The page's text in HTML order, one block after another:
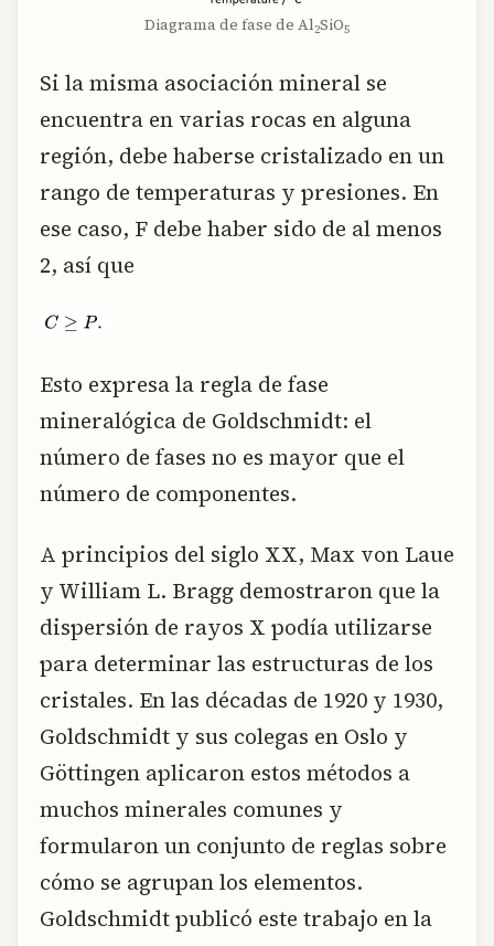
Diagrama de fase de Al2SiO5
Si la misma asociación mineral se
encuentra en varias rocas en alguna
región, debe haberse cristalizado en un
rango de temperaturas y presiones. En
ese caso, F debe haber sido de al menos
2, así que
Esto expresa la regla de fase
mineralógica de Goldschmidt: el
número de fases no es mayor que el
número de componentes.
A principios del siglo XX, Max von Laue
y William L. Bragg demostraron que la
dispersión de rayos X podía utilizarse
para determinar las estructuras de los
cristales. En las décadas de 1920 y 1930,
Goldschmidt y sus colegas en Oslo y
Göttingen aplicaron estos métodos a
muchos minerales comunes y
formularon un conjunto de reglas sobre
cómo se agrupan los elementos.
Goldschmidt publicó este trabajo en la